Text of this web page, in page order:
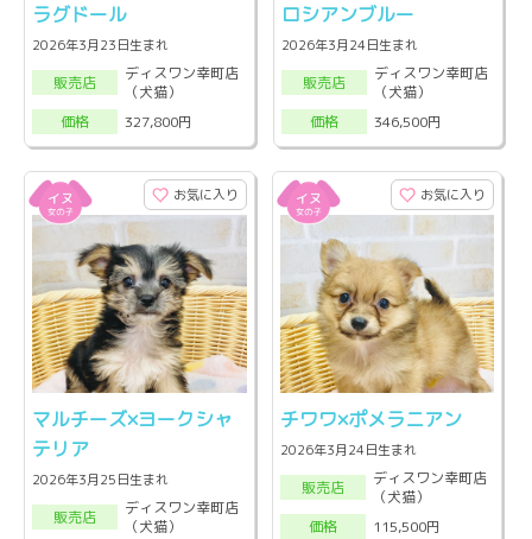
ラグドール
2026年3月23日生まれ
販売店
ディスワン幸町店
（犬猫）
価格
327,800円
ロシアンブルー
2026年3月24日生まれ
販売店
ディスワン幸町店
（犬猫）
価格
346,500円
お気に入り
マルチーズ×ヨークシャ
テリア
2026年3月25日生まれ
販売店
ディスワン幸町店
（犬猫）
お気に入り
チワワ×ポメラニアン
2026年3月24日生まれ
販売店
ディスワン幸町店
（犬猫）
価格
115,500円